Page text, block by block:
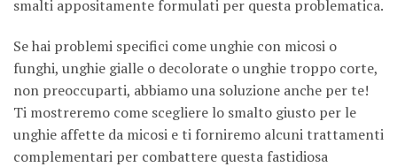
smalti appositamente formulati per questa problematica.
Se hai problemi specifici come unghie con micosi o
funghi, unghie gialle o decolorate o unghie troppo corte,
non preoccuparti, abbiamo una soluzione anche per te!
Ti mostreremo come scegliere lo smalto giusto per le
unghie affette da micosi e ti forniremo alcuni trattamenti
complementari per combattere questa fastidiosa